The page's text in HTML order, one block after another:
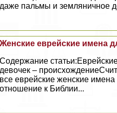
даже пальмы и земляничное
Женские еврейские имена
Содержание
девочек –
все еврейские женские
отношение к Библии...